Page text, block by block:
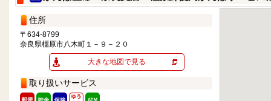
住所
〒634-8799
奈良県橿原市八木町１－９－２０
大きな地図で見る
取り扱いサービス